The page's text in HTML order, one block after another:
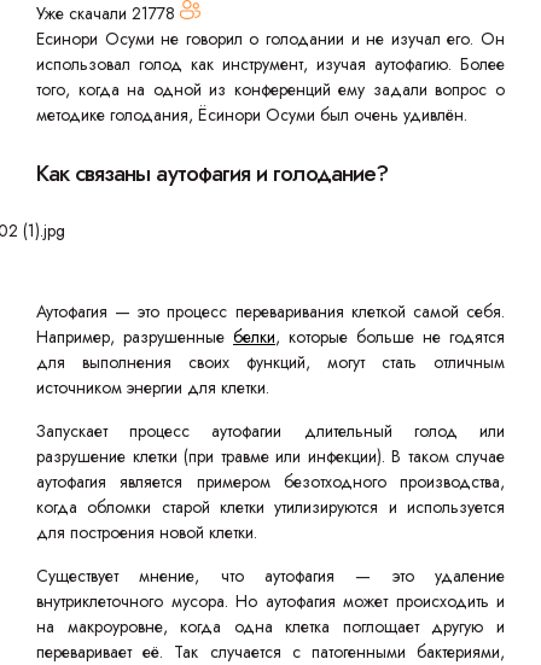
Уже скачали 21778
Есинори Осуми не говорил о голодании и не изучал его. Он
использовал голод как инструмент, изучая аутофагию. Более
того, когда на одной из конференций ему задали вопрос о
методике голодания, Ёсинори Осуми был очень удивлён.
Как связаны аутофагия и голодание?
Аутофагия — это процесс переваривания клеткой самой себя.
Например, разрушенные белки, которые больше не годятся
для выполнения своих функций, могут стать отличным
источником энергии для клетки.
Запускает процесс аутофагии длительный голод или
разрушение клетки (при травме или инфекции). В таком случае
аутофагия является примером безотходного производства,
когда обломки старой клетки утилизируются и используется
для построения новой клетки.
Существует мнение, что аутофагия — это удаление
внутриклеточного мусора. Но аутофагия может происходить и
на макроуровне, когда одна клетка поглощает другую и
переваривает её. Так случается с патогенными бактериями,